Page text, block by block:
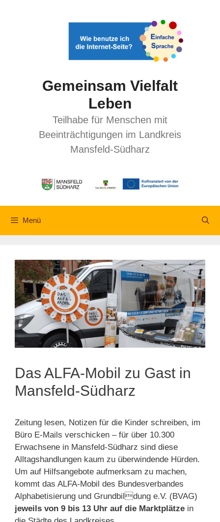
Gemeinsam Vielfalt
Leben
Teilhabe für Menschen mit
Beeinträchtigungen im Landkreis
Mansfeld-Südharz
Menü
Das ALFA-Mobil zu Gast in
Mansfeld-Südharz
Zeitung lesen, Notizen für die Kinder schreiben, im
Büro E-Mails verschicken – für über 10.300
Erwachsene in Mansfeld-Südharz sind diese
Alltagshandlungen kaum zu überwindende Hürden.
Um auf Hilfsangebote aufmerksam zu machen,
kommt das ALFA-Mobil des Bundesverbandes
Alphabetisierung und Grundbildung e.V. (BVAG)
jeweils von 9 bis 13 Uhr auf die Marktplätze in